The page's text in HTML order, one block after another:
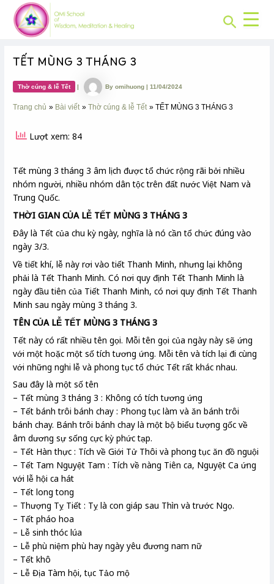
content
Search
TẾT MÙNG 3 THÁNG 3
Thờ cúng & lễ Tết | Byomihuong|11/04/2024
Trang chủ Bài viết Thờ cúng & lễ Tết TẾT MÙNG 3 THÁNG 3
Lượt xem: 84
Tết mùng 3 tháng 3 âm lịch được tổ chức rộng rãi bởi nhiều
nhóm người, nhiều nhóm dân tộc trên đất nước Việt Nam và
Trung Quốc.
THỜI GIAN CỦA LỄ TẾT MÙNG 3 THÁNG 3
Đây là Tết của chu kỳ ngày, nghĩa là nó cần tổ chức đúng vào
ngày 3/3.
Về tiết khí, lễ này rơi vào tiết Thanh Minh, nhưng lại không
phải là Tết Thanh Minh. Có nơi quy định Tết Thanh Minh là
ngày đầu tiên của Tiết Thanh Minh, có nơi quy định Tết Thanh
Minh sau ngày mùng 3 tháng 3.
TÊN CỦA LỄ TẾT MÙNG 3 THÁNG 3
Tết này có rất nhiều tên gọi. Mỗi tên gọi của ngày này sẽ ứng
với một hoặc một số tích tương ứng. Mỗi tên và tích lại đi cùng
với những nghi lễ và phong tục tổ chức Tết rất khác nhau.
Sau đây là một số tên
– Tết mùng 3 tháng 3 : Không có tích tương ứng
– Tết bánh trôi bánh chay : Phong tục làm và ăn bánh trôi
bánh chay. Bánh trôi bánh chay là một bộ biểu tượng gốc về
âm dương sự sống cực kỳ phức tạp.
– Tết Hàn thực : Tích về Giới Tử Thôi và phong tục ăn đồ nguội
– Tết Tam Nguyệt Tam : Tích về nàng Tiên ca, Nguyệt Ca ứng
với lễ hội ca hát
– Tết long tong
– Thượng Tỵ Tiết : Tỵ là con giáp sau Thìn và trước Ngọ.
– Tết pháo hoa
– Lễ sinh thóc lúa
– Lễ phù niệm phù hay ngày yêu đương nam nữ
– Tết khô
– Lễ Địa Tàm hội, tục Tảo mộ
Post
navigation
CHUYÊN
MỤC: